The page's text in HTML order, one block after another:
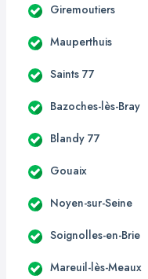
Giremoutiers
Mauperthuis
Saints 77
Bazoches-lès-Bray
Blandy 77
Gouaix
Noyen-sur-Seine
Soignolles-en-Brie
Mareuil-lès-Meaux